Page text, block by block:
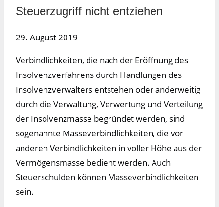
Steuerzugriff nicht entziehen
29. August 2019
Verbindlichkeiten, die nach der Eröffnung des
Insolvenzverfahrens durch Handlungen des
Insolvenzverwalters entstehen oder anderweitig
durch die Verwaltung, Verwertung und Verteilung
der Insolvenzmasse begründet werden, sind
sogenannte Masseverbindlichkeiten, die vor
anderen Verbindlichkeiten in voller Höhe aus der
Vermögensmasse bedient werden. Auch
Steuerschulden können Masseverbindlichkeiten
sein.